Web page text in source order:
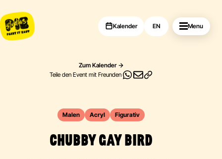
Kalender EN Menu
Zum Kalender
Teile den Event mit Freunden
Malen Acryl Figurativ
CHUBBY GAY BIRD